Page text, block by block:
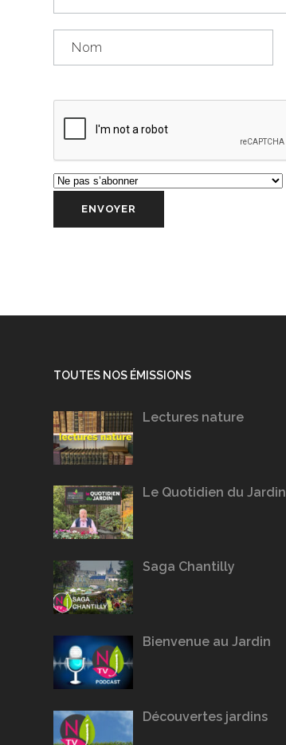
TOUTES NOS ÉMISSIONS
Lectures nature
Le Quotidien du Jardin
Saga Chantilly
Bienvenue au Jardin
Découvertes jardins